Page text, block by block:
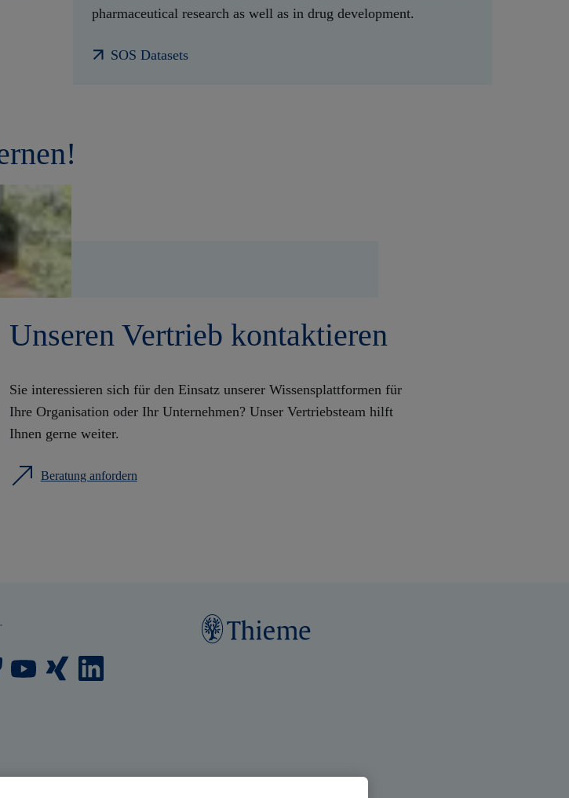
pharmaceutical research as well as in drug development.
SOS Datasets
Unseren Vertrieb kontaktieren
Sie interessieren sich für den Einsatz unserer Wissensplattformen für
Ihre Organisation oder Ihr Unternehmen? Unser Vertriebsteam hilft
Ihnen gerne weiter.
Beratung anfordern